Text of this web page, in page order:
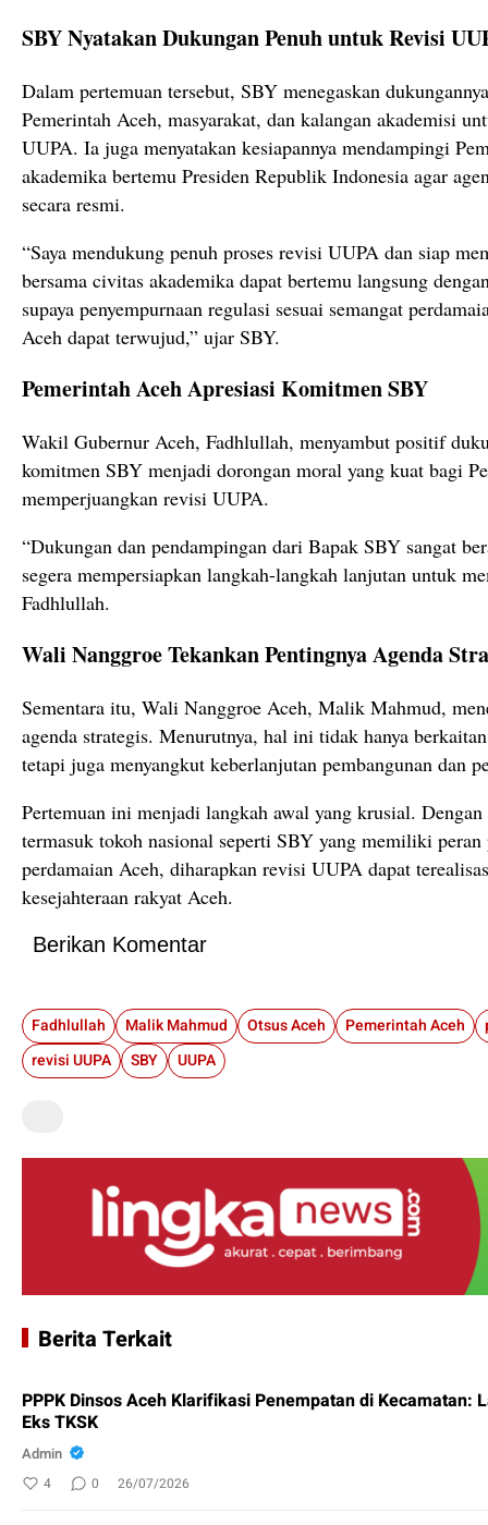
SBY Nyatakan Dukungan Penuh untuk Revisi
Dalam pertemuan tersebut, SBY menegaskan
Pemerintah Aceh, masyarakat, dan kalangan akademisi
UUPA. Ia juga menyatakan kesiapannya mendampingi
akademika bertemu Presiden Republik Indonesia agar
secara resmi.
“Saya mendukung penuh proses revisi UUPA dan siap
bersama civitas akademika dapat bertemu langsung
supaya penyempurnaan regulasi sesuai semangat
Aceh dapat terwujud,” ujar SBY.
Pemerintah Aceh Apresiasi Komitmen SBY
Wakil Gubernur Aceh, Fadhlullah, menyambut positif
komitmen SBY menjadi dorongan moral yang kuat bagi
memperjuangkan revisi UUPA.
“Dukungan dan pendampingan dari Bapak SBY sangat
segera mempersiapkan langkah-langkah lanjutan untuk
Fadhlullah.
Wali Nanggroe Tekankan Pentingnya Agenda
Sementara itu, Wali Nanggroe Aceh, Malik Mahmud,
agenda strategis. Menurutnya, hal ini tidak hanya
tetapi juga menyangkut keberlanjutan pembangunan dan
Pertemuan ini menjadi langkah awal yang krusial.
termasuk tokoh nasional seperti SBY yang memiliki peran
perdamaian Aceh, diharapkan revisi UUPA dapat
kesejahteraan rakyat Aceh.
Berikan Komentar
Fadhlullah Malik Mahmud Otsus Aceh Pemerintah Aceh
revisi UUPA
SBY UUPA
Berita Terkait
PPPK Dinsos Aceh Klarifikasi Penempatan di Kecamatan:
Eks TKSK
Admin
4 0 26/07/2026